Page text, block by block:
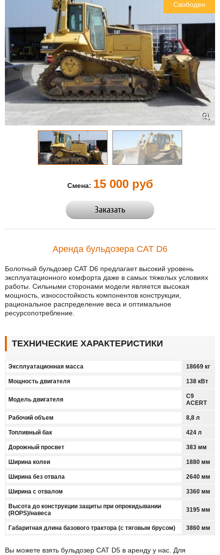
Свободен
Смена: 15 000 руб
Заказать
Аренда бульдозера CAT D6
Болотный бульдозер CAT D6 предлагает высокий уровень
эксплуатационного комфорта даже в самых тяжелых условиях
работы. Сильными сторонами модели является высокая
мощность, износостойкость компонентов конструкции,
рациональное распределение веса и оптимальное
ресурсопотребление.
ТЕХНИЧЕСКИЕ ХАРАКТЕРИСТИКИ
Эксплуатационная масса 18669 кг
Мощность двигателя 138 кВт
Модель двигателя
C9
ACERT
Рабочий объем 8,8 л
Топливный бак 424 л
Дорожный просвет 383 мм
Ширина колеи 1880 мм
Ширина без отвала 2640 мм
Ширина с отвалом 3360 мм
Высота до конструкции защиты при опрокидывании
(ROPS)/навеса
3195 мм
Габаритная длина базового трактора (с тяговым брусом) 3860 мм
Вы можете взять бульдозер CAT D5 в аренду у нас. Для